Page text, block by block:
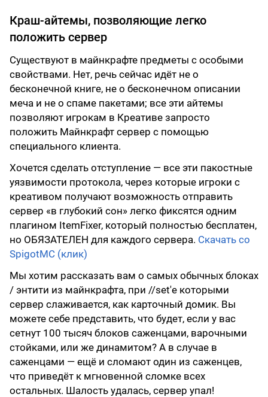
Краш-айтемы, позволяющие легко
положить сервер
Существуют в майнкрафте предметы с особыми
свойствами. Нет, речь сейчас идёт не о
бесконечной книге, не о бесконечном описании
меча и не о спаме пакетами; все эти айтемы
позволяют игрокам в Креативе запросто
положить Майнкрафт сервер с помощью
специального клиента.
Хочется сделать отступление — все эти пакостные
уязвимости протокола, через которые игроки с
креативом получают возможность отправить
сервер «в глубокий сон» легко фиксятся одним
плагином ItemFixer, который полностью бесплатен,
но ОБЯЗАТЕЛЕН для каждого сервера. Скачать со
SpigotMC (клик)
Мы хотим рассказать вам о самых обычных блоках
/ энтити из майнкрафта, при //set'e которыми
сервер слаживается, как карточный домик. Вы
можете себе представить, что будет, если у вас
сетнут 100 тысяч блоков саженцами, варочными
стойками, или же динамитом? А в случае в
саженцами — ещё и сломают один из саженцев,
что приведёт к мгновенной сломке всех
остальных. Шалость удалась, сервер упал!